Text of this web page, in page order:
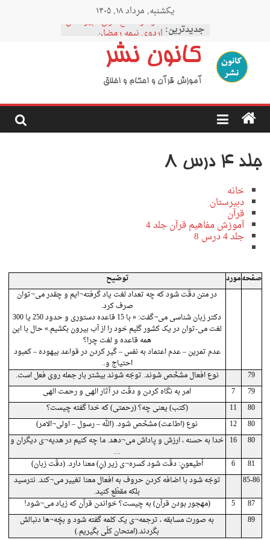
یکشنبه, مرداد ۱۸, ۱۴۰۵
جدیدترین:
نمودار مقطع فوق دبیرستان
اردوی نیمه رمضان
اردوی نیمه شعبان
اردوی غدیر
اردوی محرم
کانون نشر
آموزش قرآن و احکام و اخلاق
جلد 4 درس 8
خانه
دبیرستان
قرآن
آموزش مفاهیم قرآن جلد 4
جلد 4 درس 8
صفحهمورد
توضیح
در متن دقّت شود که چه تعداد لغت یاد گرفته¬ایم و چقدر می¬توان
صرف کرد.
دکتر زبان شناسی می¬گفت: « با 15 قاعده دستوری و حدود 250 یا 300
لغت می-توان در یک کشور گلیم خود را از آب بیرون بکشیم.» حال با این
همه قاعده و لغت چرا؟
عدم تمرین – عدم اعتماد به نفس – گیر کردن در قواعد بیهوده – کمبود
احتیاج و..
79
نوع افعال مشخّص شوند. توجّه شوند بیشتر بار جمله روی فعل است.
79
7
امر به نگاه کردن و دقّت در آثار الهی و رحمت الهی
80
11
(کتب) یعنی چه؟ (رحمتی) که خدا گفته چیست؟
80
12
نوع (اطاعت) مشخّص شود. (الله – رسول – اولی¬الامر)
80
16 خدا به حسنه ، ارزش و پاداش می¬دهد. ما چه کنیم در هدیه¬ی دیگران و
…
81
6
أطیعونِ: دقّت شود کسره¬ی زیر (نِ) معنا دارد. (دقّت زبان)
85-86
توجّه شود با اضافه کردن حروف به افعال معنا تغییر می¬کند. نترسید
بلکه مقطّع کنید.
87
5
(مهجور بودن قرآن) به چیست؟ خواندن قرآن که زیاد می¬شود!
89
به صورت مسابقه ، ترجمه¬ی یک کلمه گفته شود و بچّه¬ها دنبالش
بگردند.(امتحان کلّی بگیریم.)